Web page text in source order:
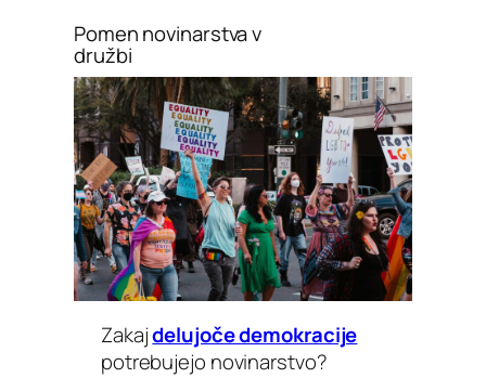
Pomen novinarstva v
družbi
Zakajdelujoče demokracije
potrebujejo novinarstvo?